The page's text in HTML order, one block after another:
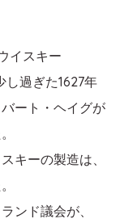
イスキー
し過ぎた1627年
ート・ヘイグが
キーの製造は、
ンド議会が、